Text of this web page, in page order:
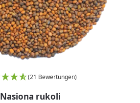
(21 Bewertungen)
Nasiona rukoli